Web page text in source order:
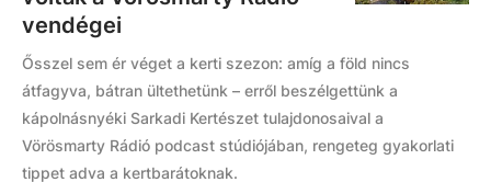
vendégei
Ősszel sem ér véget a kerti szezon: amíg a föld nincs
átfagyva, bátran ültethetünk – erről beszélgettünk a
kápolnásnyéki Sarkadi Kertészet tulajdonosaival a
Vörösmarty Rádió podcast stúdiójában, rengeteg gyakorlati
tippet adva a kertbarátoknak.